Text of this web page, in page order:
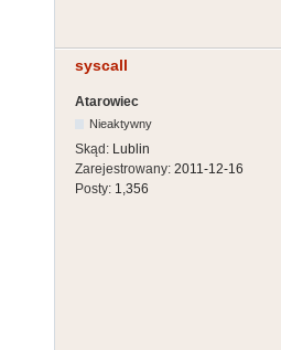
syscall
Atarowiec
Nieaktywny
Skąd: Lublin
Zarejestrowany: 2011-12-16
Posty: 1,356